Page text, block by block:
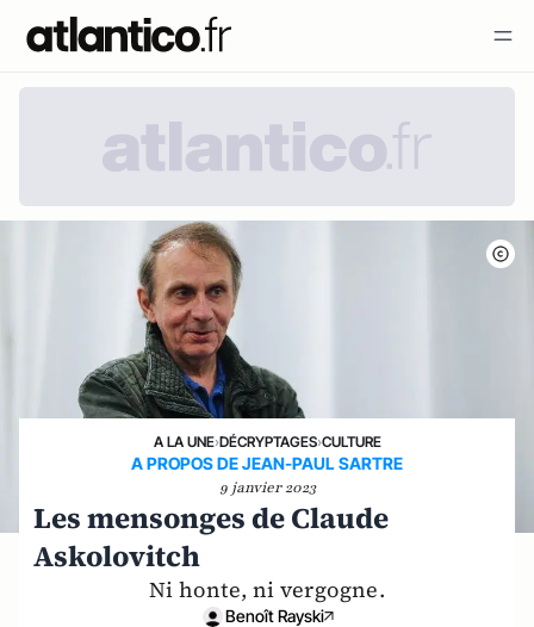
A LA UNE›DÉCRYPTAGES›CULTURE
A PROPOS DE JEAN-PAUL SARTRE
9 janvier 2023
Les mensonges de Claude
Askolovitch
Ni honte, ni vergogne.
Benoît Rayski